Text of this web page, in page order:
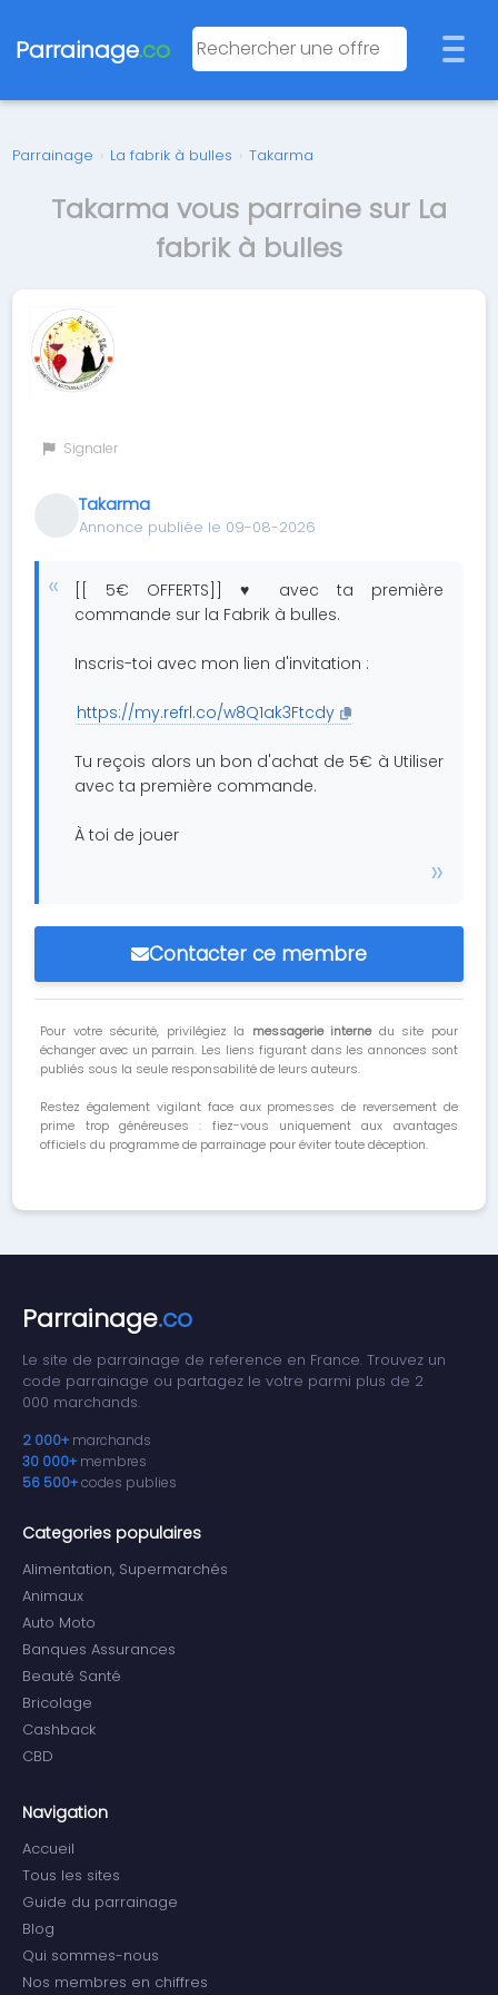
Parrainage.co
Parrainage › La fabrik à bulles › Takarma
Takarma vous parraine sur La
fabrik à bulles
Signaler
Takarma
Annonce publiée le 09-08-2026
[[ 5€ OFFERTS]] ♥ avec ta première
commande sur la Fabrik à bulles.
Inscris-toi avec mon lien d'invitation :
https://my.refrl.co/w8Q1ak3Ftcdy
Tu reçois alors un bon d'achat de 5€ à Utiliser
avec ta première commande.
À toi de jouer
Contacter ce membre
Pour votre sécurité, privilégiez la messagerie internedu site pour
échanger avec un parrain. Les liens figurant dans les annonces sont
publiés sous la seule responsabilité de leurs auteurs.
Restez également vigilant face aux promesses de reversement de
prime trop généreuses : fiez-vous uniquement aux avantages
officiels du programme de parrainage pour éviter toute déception.
Parrainage.co
Le site de parrainage de reference en France. Trouvez un
code parrainage ou partagez le votre parmi plus de 2
000 marchands.
2 000+ marchands
30 000+ membres
56 500+codes publies
Categories populaires
Alimentation, Supermarchés
Animaux
Auto Moto
Banques Assurances
Beauté Santé
Bricolage
Cashback
CBD
Navigation
Accueil
Tous les sites
Guide du parrainage
Blog
Qui sommes-nous
Nos membres en chiffres